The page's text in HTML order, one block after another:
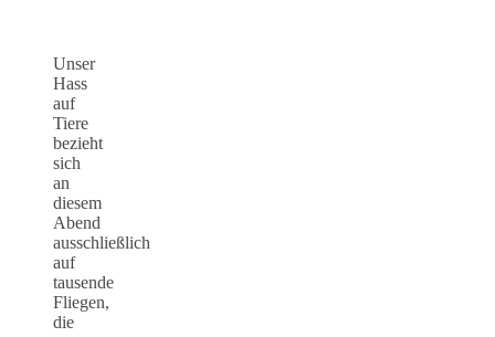
Unser
Hass
auf
Tiere
bezieht
sich
an
diesem
Abend
ausschließlich
auf
tausende
Fliegen,
die